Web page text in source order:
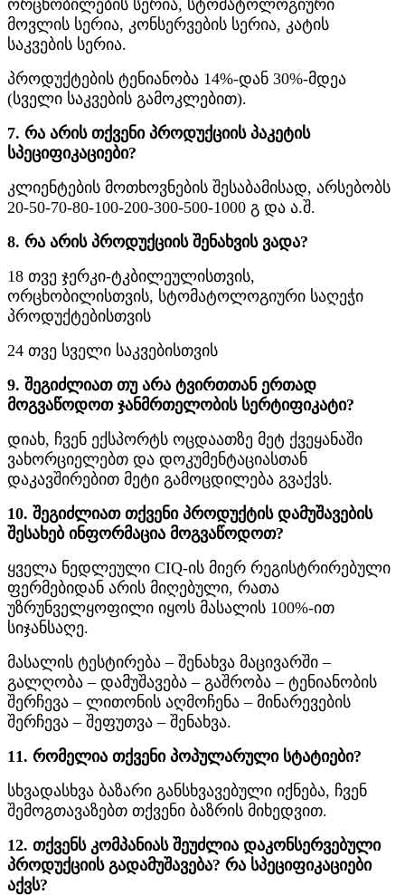
ორცხობილების სერია, სტომატოლოგიური
მოვლის სერია, კონსერვების სერია, კატის
საკვების სერია.
პროდუქტების ტენიანობა 14%-დან 30%-მდეა
(სველი საკვების გამოკლებით).
7. რა არის თქვენი პროდუქციის პაკეტის
სპეციფიკაციები?
კლიენტების მოთხოვნების შესაბამისად, არსებობს
20-50-70-80-100-200-300-500-1000 გ და ა.შ.
8. რა არის პროდუქციის შენახვის ვადა?
18 თვე ჯერკი-ტკბილეულისთვის,
ორცხობილისთვის, სტომატოლოგიური საღეჭი
პროდუქტებისთვის
24 თვე სველი საკვებისთვის
9. შეგიძლიათ თუ არა ტვირთთან ერთად
მოგვაწოდოთ ჯანმრთელობის სერტიფიკატი?
დიახ, ჩვენ ექსპორტს ოცდაათზე მეტ ქვეყანაში
ვახორციელებთ და დოკუმენტაციასთან
დაკავშირებით მეტი გამოცდილება გვაქვს.
10. შეგიძლიათ თქვენი პროდუქტის დამუშავების
შესახებ ინფორმაცია მოგვაწოდოთ?
ყველა ნედლეული CIQ-ის მიერ რეგისტრირებული
ფერმებიდან არის მიღებული, რათა
უზრუნველყოფილი იყოს მასალის 100%-ით
სიჯანსაღე.
მასალის ტესტირება – შენახვა მაცივარში –
გალღობა – დამუშავება – გაშრობა – ტენიანობის
შერჩევა – ლითონის აღმოჩენა – მინარევების
შერჩევა – შეფუთვა – შენახვა.
11. რომელია თქვენი პოპულარული სტატიები?
სხვადასხვა ბაზარი განსხვავებული იქნება, ჩვენ
შემოგთავაზებთ თქვენი ბაზრის მიხედვით.
12. თქვენს კომპანიას შეუძლია დაკონსერვებული
პროდუქციის გადამუშავება? რა სპეციფიკაციები
აქვს?